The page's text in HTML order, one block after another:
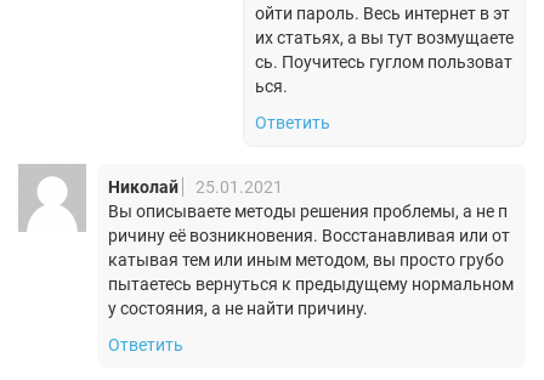
ойти пароль. Весь интернет в эт
их статьях, а вы тут возмущаете
сь. Поучитесь гуглом пользоват
ься.
Ответить
Николай
25.01.2021
Вы описываете методы решения проблемы, а не п
ричину её возникновения. Восстанавливая или от
катывая тем или иным методом, вы просто грубо
пытаетесь вернуться к предыдущему нормальном
у состояния, а не найти причину.
Ответить